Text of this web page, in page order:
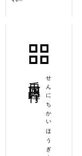
せんにちかいほうぎょう